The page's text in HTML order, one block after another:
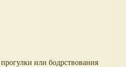
или бодрствования